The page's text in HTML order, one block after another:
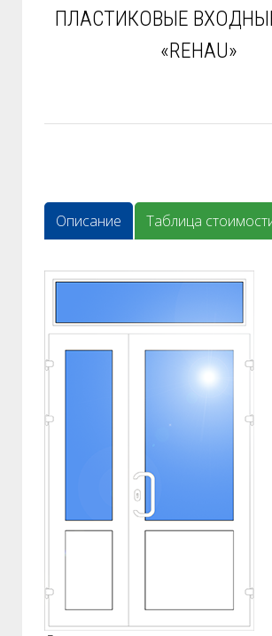
ПЛАСТИКОВЫЕ
«REHAU»
Описание Таблица